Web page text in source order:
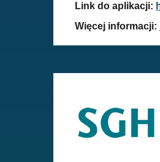
Link do aplikacji:
Więcej informacji: